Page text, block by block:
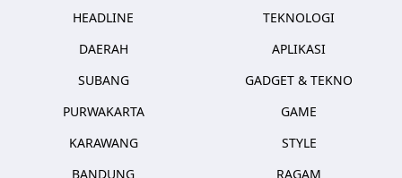
HEADLINE
DAERAH
SUBANG
PURWAKARTA
KARAWANG
BANDUNG
TEKNOLOGI
APLIKASI
GADGET & TEKNO
GAME
STYLE
RAGAM